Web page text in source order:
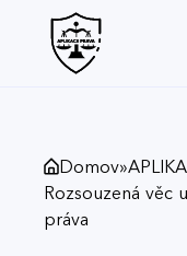
Domov»
Rozsouzená věc
práva